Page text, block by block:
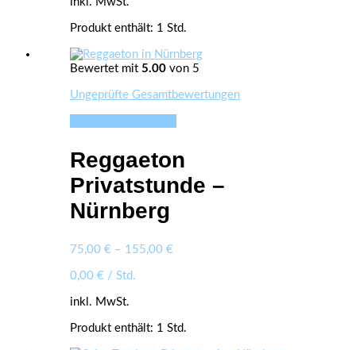
werden
Produkt enthält: 1 Std.
Bewertet mit 5.00 von 5
Ungeprüfte Gesamtbewertungen
mehrere
Varianten
auf.
Reggaeton
Privatstunde –
Nürnberg
75,00 € – 155,00 €
0,00 € / Std.
inkl. MwSt.
Produkt enthält: 1 Std.